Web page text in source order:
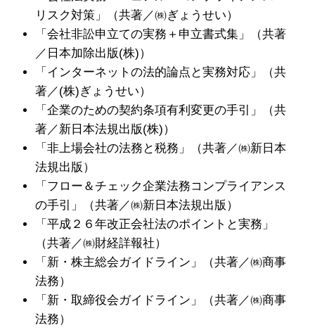
リスク対策」（共著／㈱ぎょうせい）
「会社非訟申立ての実務＋申立書式集」（共著
／日本加除出版(株)）
「インターネットの法的論点と実務対応」（共
著／(株)ぎょうせい）
「企業のための契約条項有利変更の手引」（共
著／新日本法規出版(株)）
「非上場会社の法務と税務」（共著／㈱新日本
法規出版）
「フロー＆チェック企業法務コンプライアンス
の手引」（共著／㈱新日本法規出版）
「平成２６年改正会社法のポイントと実務」
（共著／㈱財経詳報社）
「新・株主総会ガイドライン」（共著／㈱商事
法務）
「新・取締役会ガイドライン」（共著／㈱商事
法務）